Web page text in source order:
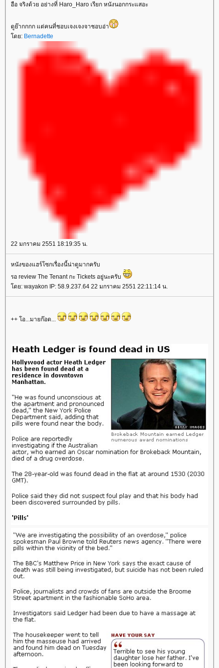
อือ จริงด้วย อย่างที่ Haro_Haro เรียก หนังนอกกระแสอะ
ดูย๊ากกกก แต่คนที่ชอบเจงเจงจาชอบอ่า
ดย: Bernadette
22 มกราคม 2551 18:19:35 น.
หนังของแฮร์โซกเรื่องนี้น่าดูมากครับ
รอ review The Tenant กะ Tickets อยู่นะครับ
ดย: wayakon IP: 58.9.237.64 22 มกราคม 2551 22:11:14 น.
++ โอ...มายก๊อด...